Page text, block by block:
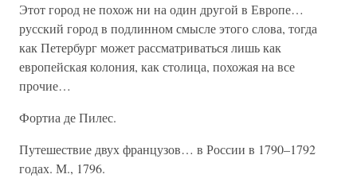
Этот город не похож ни на один другой в Европе…
русский город в подлинном смысле этого слова, тогда
как Петербург может рассматриваться лишь как
европейская колония, как столица, похожая на все
прочие…
Фортиа де Пилес.
Путешествие двух французов… в России в 1790–1792
годах. М., 1796.